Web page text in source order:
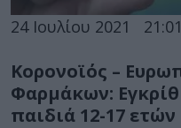
24 Ιουλίου 2021 21:01
Κορονοϊός –
Φαρμάκων:
παιδιά 12-17 ετών